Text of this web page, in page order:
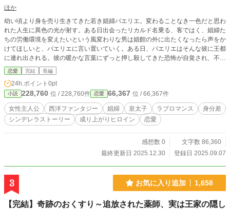
ほか
幼い頃より身を売り生きてきた若き娼婦パエリエ。変わることなき一色だと思わ
れた人生に異色の光が射す。ある日出会ったリカルド名乗る、客ではく、娼婦た
ちの労働環境を変えたいという風変わりな男は娼館の外に出たくなったら声をか
けてほしいと、パエリエに言い置いていく。ある日、パエリエはそんな彼に王都
に連れ出される。彼の暖かな言葉にずっと押し殺してきた恐怖が自覚され、不覚
にも涙が頬を伝い……。そんなパエリエにリカルドは言う。「自分を見下してき
た世の中を見下ろしてやりたくはないか。この国の皇太子妃になってほしい」
と。彼はこの国の皇太子だった……！娼婦上がりの姫と天然皇太子のラブロマン
ス。
恋愛 完結 長編
24h.ポイント 0pt
小説 228,760 位 / 228,760件 恋愛 66,367 位 / 66,367件
女性主人公 西洋ファンタジー 娼婦 皇太子 ラブロマンス
身分差
シンデレラストーリー
成り上がりヒロイン 恋愛
感想数 0
文字数 86,360
最終更新日 2025.12.30
登録日 2025.09.07
3 お気に入り追加 1,658
【完結】奇跡のおくすり～追放された薬師、実は王家の隠し